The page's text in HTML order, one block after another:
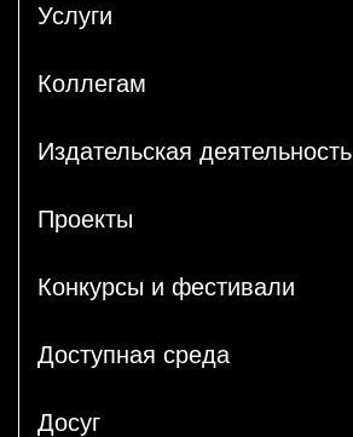
Услуги
Коллегам
Издательская деятельность
Проекты
Конкурсы и фестивали
Доступная среда
Досуг